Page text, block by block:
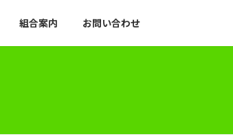
組合案内 お問い合わせ